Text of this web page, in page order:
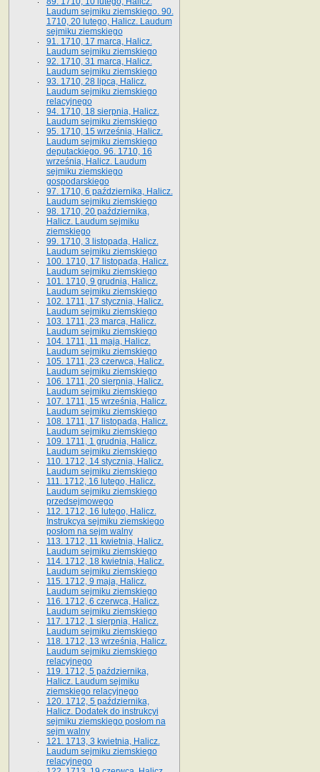
Laudum sejmiku ziemskiego. 90.
1710, 20 lutego, Halicz. Laudum
sejmiku ziemskiego
91. 1710, 17 marca, Halicz.
Laudum sejmiku ziemskiego
92. 1710, 31 marca, Halicz.
Laudum sejmiku ziemskiego
93. 1710, 28 lipca, Halicz.
Laudum sejmiku ziemskiego
relacyjnego
94. 1710, 18 sierpnia, Halicz.
Laudum sejmiku ziemskiego
95. 1710, 15 września, Halicz.
Laudum sejmiku ziemskiego
deputackiego. 96. 1710, 16
września, Halicz. Laudum
sejmiku ziemskiego
gospodarskiego
97. 1710, 6 października, Halicz.
Laudum sejmiku ziemskiego
98. 1710, 20 października,
Halicz. Laudum sejmiku
ziemskiego
99. 1710, 3 listopada, Halicz.
Laudum sejmiku ziemskiego
100. 1710, 17 listopada, Halicz.
Laudum sejmiku ziemskiego
101. 1710, 9 grudnia, Halicz.
Laudum sejmiku ziemskiego
102. 1711, 17 stycznia, Halicz.
Laudum sejmiku ziemskiego
103. 1711, 23 marca, Halicz.
Laudum sejmiku ziemskiego
104. 1711, 11 maja, Halicz.
Laudum sejmiku ziemskiego
105. 1711, 23 czerwca, Halicz.
Laudum sejmiku ziemskiego
106. 1711, 20 sierpnia, Halicz.
Laudum sejmiku ziemskiego
107. 1711, 15 września, Halicz.
Laudum sejmiku ziemskiego
108. 1711, 17 listopada, Halicz.
Laudum sejmiku ziemskiego
109. 1711, 1 grudnia, Halicz.
Laudum sejmiku ziemskiego
110. 1712, 14 stycznia, Halicz.
Laudum sejmiku ziemskiego
111. 1712, 16 lutego, Halicz.
Laudum sejmiku ziemskiego
przedsejmowego
112. 1712, 16 lutego, Halicz.
Instrukcya sejmiku ziemskiego
posłom na sejm walny
113. 1712, 11 kwietnia, Halicz.
Laudum sejmiku ziemskiego
114. 1712, 18 kwietnia, Halicz.
Laudum sejmiku ziemskiego
115. 1712, 9 maja, Halicz.
Laudum sejmiku ziemskiego
116. 1712, 6 czerwca, Halicz.
Laudum sejmiku ziemskiego
117. 1712, 1 sierpnia, Halicz.
Laudum sejmiku ziemskiego
118. 1712, 13 września, Halicz.
Laudum sejmiku ziemskiego
relacyjnego
119. 1712, 5 października,
Halicz. Laudum sejmiku
ziemskiego relacyjnego
120. 1712, 5 października,
Halicz. Dodatek do instrukcyi
sejmiku ziemskiego posłom na
sejm walny
121. 1713, 3 kwietnia, Halicz.
Laudum sejmiku ziemskiego
relacyjnego